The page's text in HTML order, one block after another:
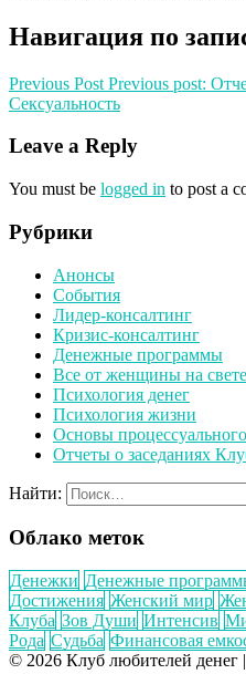
Навигация по
Previous Post Previous post:
Сексуальность
Leave a Reply
You must be logged in to post a
Рубрики
Анонсы
События
Лидер-консалтинг
Кризис-консалтинг
Денежные программы
Все от женщины на свете
Психология денег
Психология жизни
Основы
Отчеты о заседаниях
Найти:
Облако меток
Денежки Денежные
Достижения Женский мир
Клуба Зов Души Интенсив
Рода Судьба Финансовая
© 2026 Клуб любителей денег |